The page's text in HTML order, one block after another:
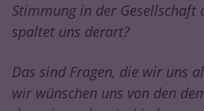
Stimmung in der Gesellschaft
spaltet uns derart?
Das sind Fragen, die wir uns
wir wünschen uns von den